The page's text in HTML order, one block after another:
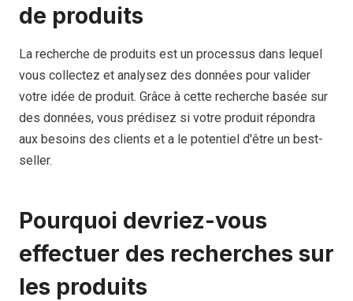
de produits
La recherche de produits est un processus dans lequel
vous collectez et analysez des données pour valider
votre idée de produit. Grâce à cette recherche basée sur
des données, vous prédisez si votre produit répondra
aux besoins des clients et a le potentiel d'être un best-
seller.
Pourquoi devriez-vous
effectuer des recherches sur
les produits